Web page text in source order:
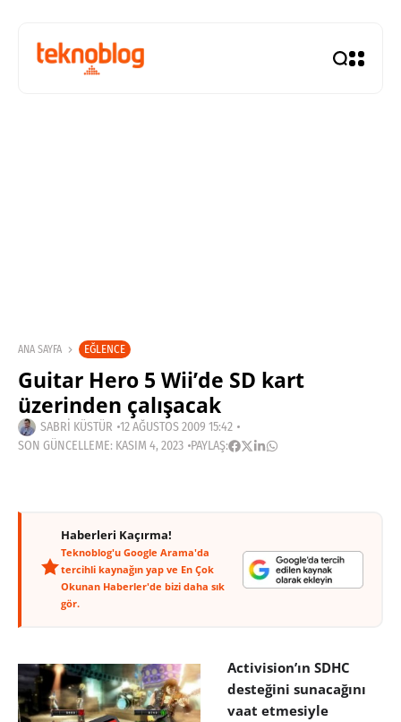
ANA SAYFA EĞLENCE
Guitar Hero 5 Wii’de SD kart
üzerinden çalışacak
SABRI KÜSTÜR 12 AĞUSTOS 2009 15:42
SON GÜNCELLEME: KASIM 4, 2023 PAYLAŞ:
Haberleri Kaçırma!
Teknoblog'u Google Arama'da
tercihli kaynağın yap ve En Çok
Okunan Haberler'de bizi daha sık
gör.
Activision’ın SDHC
desteğini sunacağını
vaat etmesiyle